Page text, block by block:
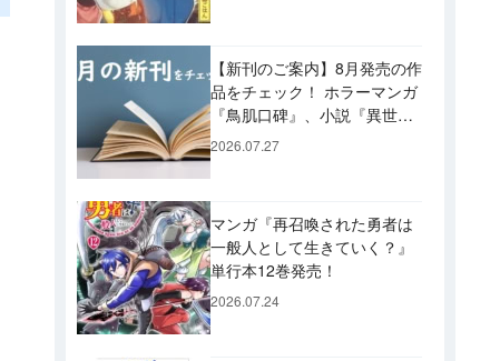
【新刊のご案内】8月発売の作
品をチェック！ ホラーマンガ
『鳥肌口碑』、小説『異世界
居酒屋「げん」』、文庫『カ
2026.07.27
マンガ『再召喚された勇者は
一般人として生きていく？』
単行本12巻発売！
2026.07.24